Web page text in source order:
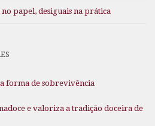
papel, desiguais na prática
forma de sobrevivência
e valoriza a tradição doceira de